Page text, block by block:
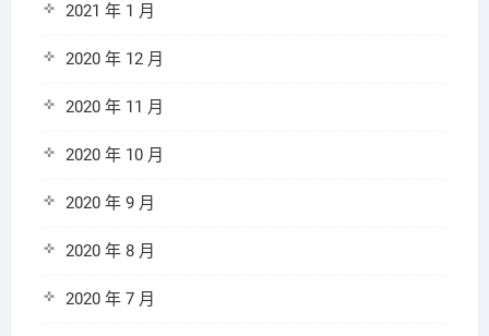
2021 年 1 月
2020 年 12 月
2020 年 11 月
2020 年 10 月
2020 年 9 月
2020 年 8 月
2020 年 7 月